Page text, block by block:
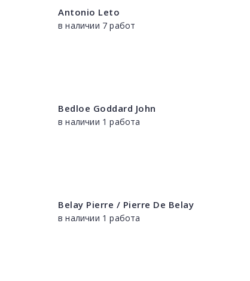
Antonio Leto
в наличии 7 работ
Bedloe Goddard John
в наличии 1 работа
Belay Pierre / Pierre De Belay
в наличии 1 работа